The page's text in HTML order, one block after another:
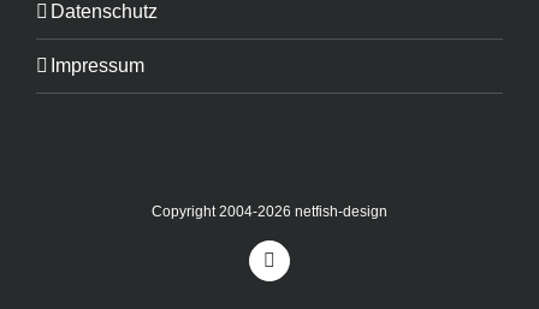
Datenschutz
Impressum
Copyright 2004-2026 netfish-design
Facebook